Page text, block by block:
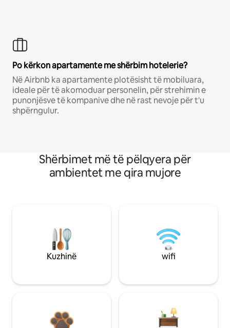
Po kërkon apartamente me shërbim hotelerie?
Në Airbnb ka apartamente plotësisht të mobiluara,
ideale për të akomoduar personelin, për strehimin e
punonjësve të kompanive dhe në rast nevoje për t'u
shpërngulur.
Shërbimet më të pëlqyera për
ambientet me qira mujore
Kuzhinë wifi